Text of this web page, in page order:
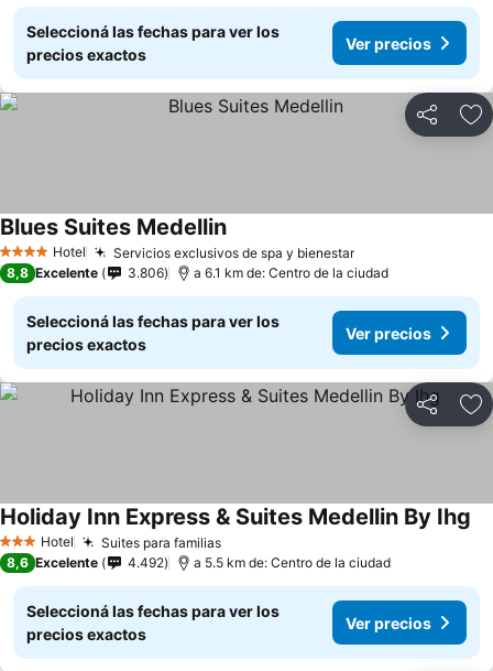
Seleccioná las fechas para ver los
precios exactos
Ver precios
Compartir
4 EstrellasHotel Servicios exclusivos de spa y bienestar
Blues Suites Medellin
8,8 Excelente 3.806 a 6.1 km de: Centro de la ciudad
Seleccioná las fechas para ver los
precios exactos
Ver precios
Compartir
3 Estrellas
Hotel Suites para familias
Holiday Inn Express & Suites Medellin By Ihg
8,6 Excelente 4.492 a 5.5 km de: Centro de la ciudad
Seleccioná las fechas para ver los
precios exactos
Ver precios